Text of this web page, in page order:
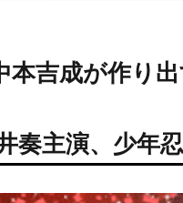
本吉成が作り
奏主演、少年